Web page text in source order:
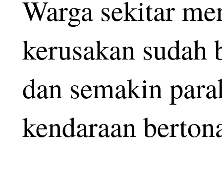
Warga sekitar
kerusakan
dan semakin
kendaraan